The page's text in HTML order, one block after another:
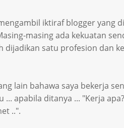
iktiraf blogger yang
masing ada kekuatan
dijadikan satu profesion dan
lain bahawa saya bekerja
apabila ditanya ... "Kerja
..".